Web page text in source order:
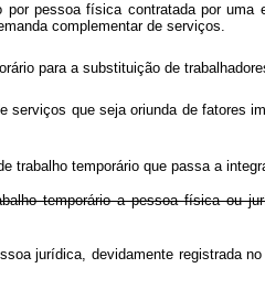
pessoa física contratada por uma
à demanda complementar de
para a substituição de
serviços que seja oriunda de
trabalho temporário que passa a
temporário a pessoa física ou
jurídica, devidamente